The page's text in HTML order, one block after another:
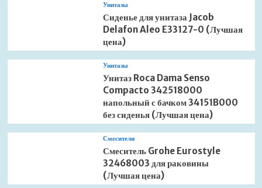
Унитазы
Сиденье для унитаза Jacob
Delafon Aleo E33127-0 (Лучшая
цена)
Унитазы
Унитаз Roca Dama Senso
Compacto 342518000
напольный с бачком 34151B000
без сиденья (Лучшая цена)
Смесители
Смеситель Grohe Eurostyle
32468003 для раковины
(Лучшая цена)